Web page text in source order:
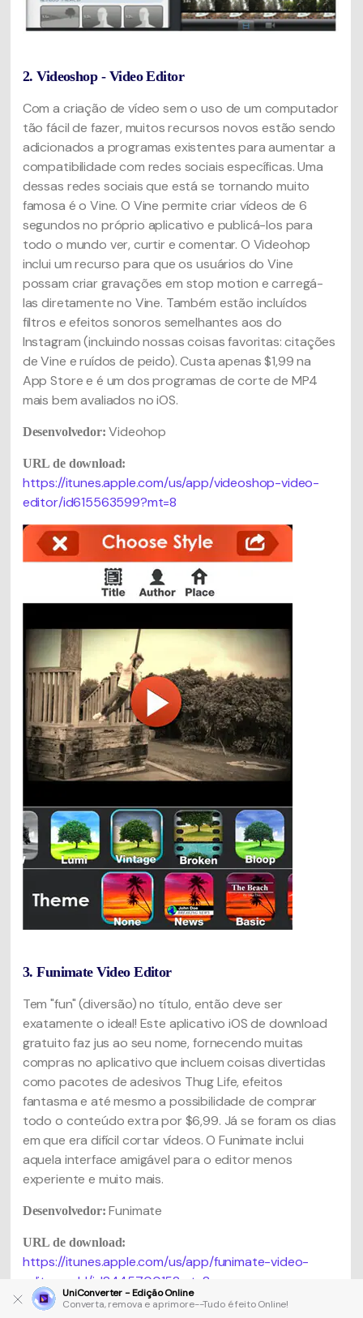
2. Videoshop - Video Editor
Com a criação de vídeo sem o uso de um computador
tão fácil de fazer, muitos recursos novos estão sendo
adicionados a programas existentes para aumentar a
compatibilidade com redes sociais específicas. Uma
dessas redes sociais que está se tornando muito
famosa é o Vine. O Vine permite criar vídeos de 6
segundos no próprio aplicativo e publicá-los para
todo o mundo ver, curtir e comentar. O Videohop
inclui um recurso para que os usuários do Vine
possam criar gravações em stop motion e carregá-
las diretamente no Vine. Também estão incluídos
filtros e efeitos sonoros semelhantes aos do
Instagram (incluindo nossas coisas favoritas: citações
de Vine e ruídos de peido). Custa apenas $1,99 na
App Store e é um dos programas de corte de MP4
mais bem avaliados no iOS.
Desenvolvedor: Videohop
URL de download:
https://itunes.apple.com/us/app/videoshop-video-
editor/id615563599?mt=8
3. Funimate Video Editor
Tem "fun" (diversão) no título, então deve ser
exatamente o ideal! Este aplicativo iOS de download
gratuito faz jus ao seu nome, fornecendo muitas
compras no aplicativo que incluem coisas divertidas
como pacotes de adesivos Thug Life, efeitos
fantasma e até mesmo a possibilidade de comprar
todo o conteúdo extra por $6,99. Já se foram os dias
em que era difícil cortar vídeos. O Funimate inclui
aquela interface amigável para o editor menos
experiente e muito mais.
Desenvolvedor: Funimate
URL de download:
https://itunes.apple.com/us/app/funimate-video-
editor-add/id844570015?mt=8
UniConverter - Edição Online
Converta, remova e aprimore--Tudo é feito Online!